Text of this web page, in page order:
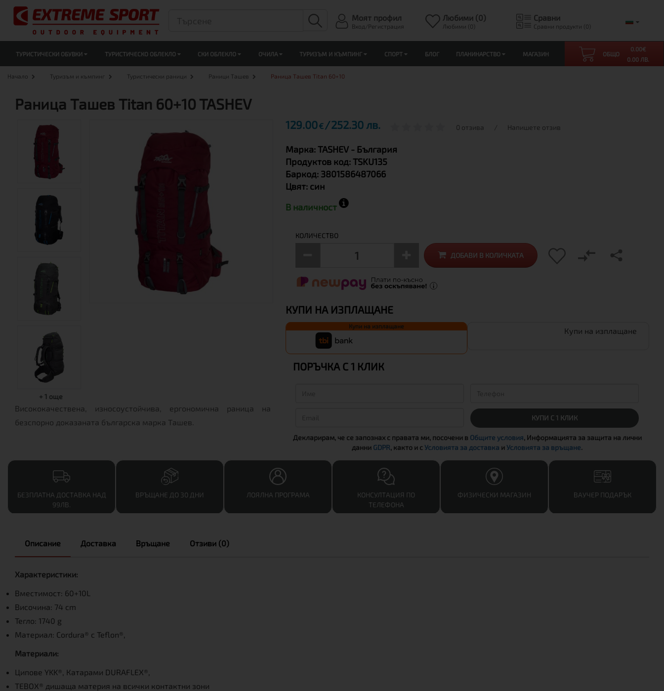
Моят профил
Вход/Регистрация
Любими (0)
Любими (0)
Сравни
Сравни продукти (0)
ТУРИСТИЧЕСКИ ОБУВКИ ТУРИСТИЧЕСКО ОБЛЕКЛО СКИ ОБЛЕКЛО ОЧИЛА ТУРИЗЪМ И КЪМПИНГ СПОРТ БЛОГ ПЛАНИНАРСТВО МАГАЗИН ОБЩО
0.00€
0.00 ЛВ.
Начало Туризъм и къмпинг Туристически раници Раници Ташев Раница Tашев Titan 60+10
Раница Tашев Titan 60+10 TASHEV
+ 1 още
Висококачествена, износоустойчива, ергономична раница на
безспорно доказаната българска марка Ташев.
129.00€ 252.30 лв. 0 отзива / Напишете отзив
Марка:TASHEV - България
Продуктов код:TSKU135
Баркод: 3801586487066
Цвят: син
В наличност
КОЛИЧЕСТВО
ДОБАВИ В КОЛИЧКАТА
КУПИ НА ИЗПЛАЩАНЕ
Купи на изплащане Купи на изплащане
ПОРЪЧКА С 1 КЛИК
КУПИ С 1 КЛИК
Декларирам, че се запознах с правата ми, посочени в Общите условия, Информацията за защита на лични
данни GDPR, както и сУсловията за доставка иУсловията за връщане.
БЕЗПЛАТНА ДОСТАВКА НАД
99ЛВ.
ВРЪЩАНЕ ДО 30 ДНИ ЛОЯЛНА ПРОГРАМА
КОНСУЛТАЦИЯ ПО
ТЕЛЕФОНА
ФИЗИЧЕСКИ МАГАЗИН ВАУЧЕР ПОДАРЪК
Описание Доставка Връщане Отзиви (0)
Характеристики:
Вместимост: 60+10L
Височина: 74 cm
Тегло: 1740 g
Материал: Cordura® с Teflon®,
Материали:
Ципове YKK®, Катарами DURAFLEX®,
TEBOX® дишаща материя на всички контактни зони